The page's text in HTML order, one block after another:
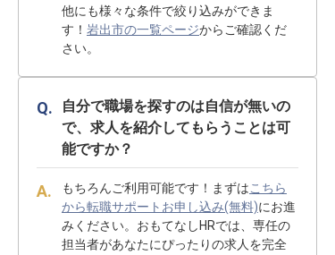
他にも様々な条件で絞り込みができま
す！ 岩出市の一覧ページからご確認くだ
さい。
自分で職場を探すのは自信が無いの
で、求人を紹介してもらうことは可
能ですか？
もちろんご利用可能です！まずはこちら
から転職サポートお申し込み(無料)にお進
みください。おもてなしHRでは、専任の
担当者があなたにぴったりの求人を完全